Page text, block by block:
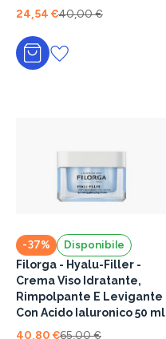
24,54 €40,00 €
Aggiungi al carrello
-37% Disponibile
Filorga - Hyalu-Filler -
Crema Viso Idratante,
Rimpolpante E Levigante
Con Acido Ialuronico 50 ml
40,80 €65,00 €